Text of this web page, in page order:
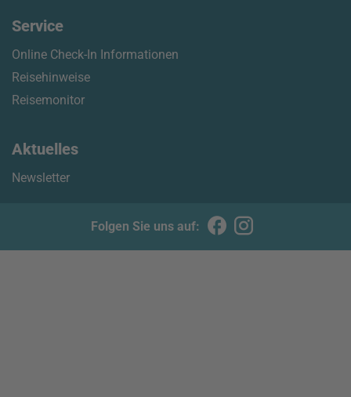
Service
Online Check-In Informationen
Reisehinweise
Reisemonitor
Aktuelles
Newsletter
Folgen Sie uns auf: